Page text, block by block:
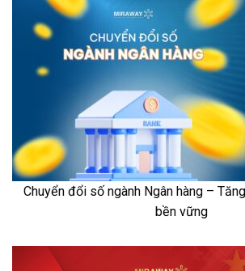
Chuyển đổi số ngành Ngân hàng –
bền vững